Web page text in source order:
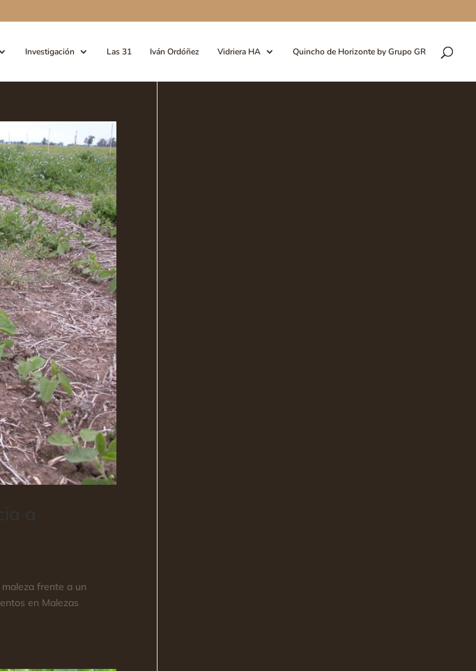
Investigación Las 31 Iván Ordóñez Vidriera HA Quincho de Horizonte by Grupo GR
frente a un
en Malezas